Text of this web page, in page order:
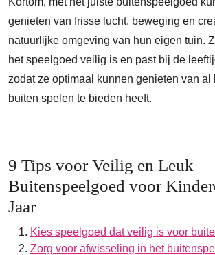
genieten van frisse lucht, beweging en
natuurlijke omgeving van hun eigen tuin.
het speelgoed veilig is en past bij de
zodat ze optimaal kunnen genieten van al
buiten spelen te bieden heeft.
9 Tips voor Veilig en Leuk
Buitenspeelgoed voor
Jaar
Kies speelgoed dat veilig is voor
Zorg voor afwisseling in het